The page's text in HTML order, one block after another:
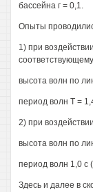
бассейна г = 0,1.
Опыты
1) при
высота волн по
период волн Т =
2) при
высота волн по
период волн 1,0 с
Здесь и далее в